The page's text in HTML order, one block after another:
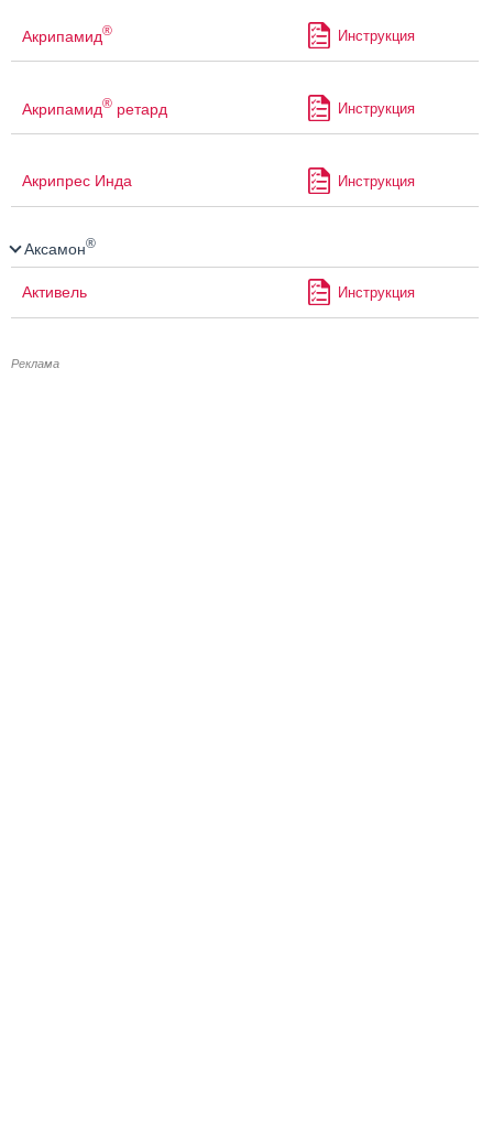
Акрипамид® Инструкция
Акрипамид® ретард Инструкция
Акрипрес Инда Инструкция
Аксамон®
Активель Инструкция
Реклама